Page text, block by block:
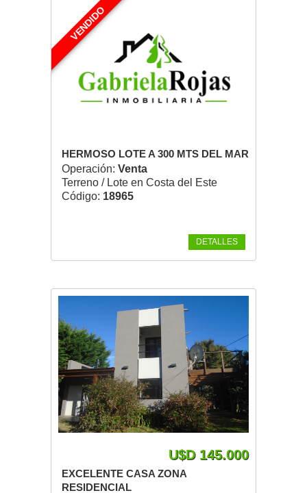
VENDIDO
HERMOSO LOTE A 300 MTS DEL MAR
Operación: Venta
Terreno / Lote en Costa del Este
Código: 18965
DETALLES
U$D 145.000
EXCELENTE CASA ZONA
RESIDENCIAL